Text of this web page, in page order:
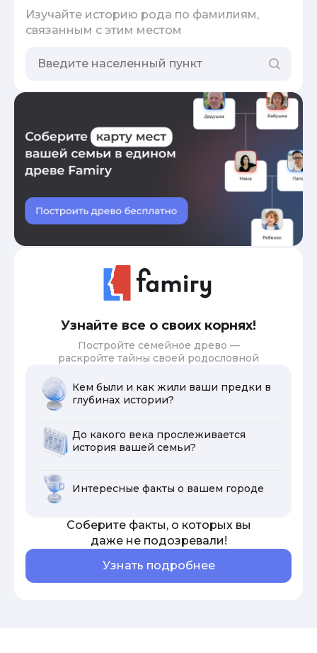
Изучайте историю рода по фамилиям,
связанным с этим местом
Узнайте все о своих корнях!
Постройте семейное древо —
раскройте тайны своей родословной
Кем были и как жили ваши предки в
глубинах истории?
До какого века прослеживается
история вашей семьи?
Интересные факты о вашем городе
Соберите факты, о которых вы
даже не подозревали!
Узнать подробнее